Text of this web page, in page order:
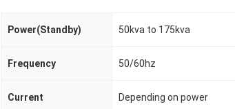
Power(Standby) 50kva to 175kva
Frequency 50/60hz
Current Depending on power